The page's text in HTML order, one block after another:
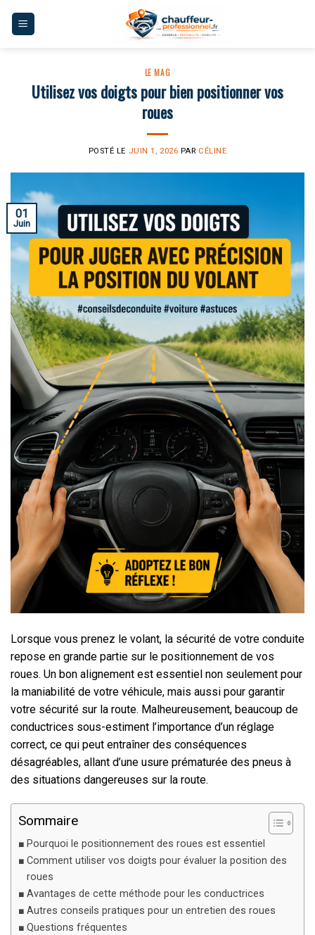
LE MAG
Utilisez vos doigts pour bien positionner vos
roues
POSTÉ LE JUIN 1, 2026 PAR CÉLINE
01
Juin
Lorsque vous prenez le volant, la sécurité de votre conduite
repose en grande partie sur le positionnement de vos
roues. Un bon alignement est essentiel non seulement pour
la maniabilité de votre véhicule, mais aussi pour garantir
votre sécurité sur la route. Malheureusement, beaucoup de
conductrices sous-estiment l’importance d’un réglage
correct, ce qui peut entraîner des conséquences
désagréables, allant d’une usure prématurée des pneus à
des situations dangereuses sur la route.
Sommaire
Pourquoi le positionnement des roues est essentiel
Comment utiliser vos doigts pour évaluer la position des
roues
Avantages de cette méthode pour les conductrices
Autres conseils pratiques pour un entretien des roues
Questions fréquentes